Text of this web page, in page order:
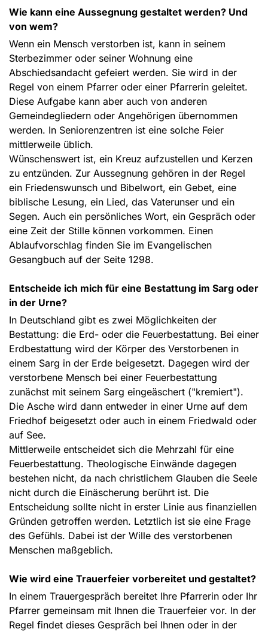
Wie kann eine Aussegnung gestaltet werden? Und
von wem?
Wenn ein Mensch verstorben ist, kann in seinem
Sterbezimmer oder seiner Wohnung eine
Abschiedsandacht gefeiert werden. Sie wird in der
Regel von einem Pfarrer oder einer Pfarrerin geleitet.
Diese Aufgabe kann aber auch von anderen
Gemeindegliedern oder Angehörigen übernommen
werden. In Seniorenzentren ist eine solche Feier
mittlerweile üblich.
Wünschenswert ist, ein Kreuz aufzustellen und Kerzen
zu entzünden. Zur Aussegnung gehören in der Regel
ein Friedenswunsch und Bibelwort, ein Gebet, eine
biblische Lesung, ein Lied, das Vaterunser und ein
Segen. Auch ein persönliches Wort, ein Gespräch oder
eine Zeit der Stille können vorkommen. Einen
Ablaufvorschlag finden Sie im Evangelischen
Gesangbuch auf der Seite 1298.
Entscheide ich mich für eine Bestattung im Sarg oder
in der Urne?
In Deutschland gibt es zwei Möglichkeiten der
Bestattung: die Erd- oder die Feuerbestattung. Bei einer
Erdbestattung wird der Körper des Verstorbenen in
einem Sarg in der Erde beigesetzt. Dagegen wird der
verstorbene Mensch bei einer Feuerbestattung
zunächst mit seinem Sarg eingeäschert ("kremiert").
Die Asche wird dann entweder in einer Urne auf dem
Friedhof beigesetzt oder auch in einem Friedwald oder
auf See.
Mittlerweile entscheidet sich die Mehrzahl für eine
Feuerbestattung. Theologische Einwände dagegen
bestehen nicht, da nach christlichem Glauben die Seele
nicht durch die Einäscherung berührt ist. Die
Entscheidung sollte nicht in erster Linie aus finanziellen
Gründen getroffen werden. Letztlich ist sie eine Frage
des Gefühls. Dabei ist der Wille des verstorbenen
Menschen maßgeblich.
Wie wird eine Trauerfeier vorbereitet und gestaltet?
In einem Trauergespräch bereitet Ihre Pfarrerin oder Ihr
Pfarrer gemeinsam mit Ihnen die Trauerfeier vor. In der
Regel findet dieses Gespräch bei Ihnen oder in der